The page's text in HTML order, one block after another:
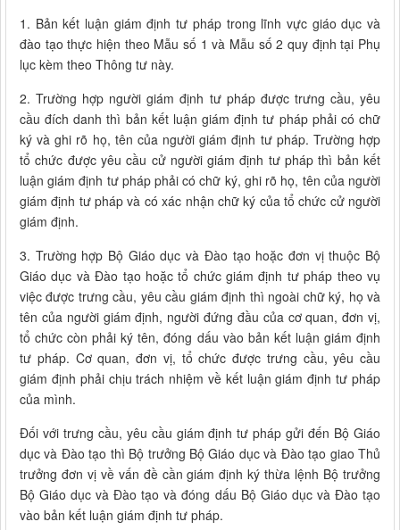
1. Bản kết luận giám định tư pháp trong lĩnh vực giáo dục và
đào tạo thực hiện theo Mẫu số 1 và Mẫu số 2 quy định tại Phụ
lục kèm theo Thông tư này.
2. Trường hợp người giám định tư pháp được trưng cầu, yêu
cầu đích danh thì bản kết luận giám định tư pháp phải có chữ
ký và ghi rõ họ, tên của người giám định tư pháp. Trường hợp
tổ chức được yêu cầu cử người giám định tư pháp thì bản kết
luận giám định tư pháp phải có chữ ký, ghi rõ họ, tên của người
giám định tư pháp và có xác nhận chữ ký của tổ chức cử người
giám định.
3. Trường hợp Bộ Giáo dục và Đào tạo hoặc đơn vị thuộc Bộ
Giáo dục và Đào tạo hoặc tổ chức giám định tư pháp theo vụ
việc được trưng cầu, yêu cầu giám định thì ngoài chữ ký, họ và
tên của người giám định, người đứng đầu của cơ quan, đơn vị,
tổ chức còn phải ký tên, đóng dấu vào bản kết luận giám định
tư pháp. Cơ quan, đơn vị, tổ chức được trưng cầu, yêu cầu
giám định phải chịu trách nhiệm về kết luận giám định tư pháp
của mình.
Đối với trưng cầu, yêu cầu giám định tư pháp gửi đến Bộ Giáo
dục và Đào tạo thì Bộ trưởng Bộ Giáo dục và Đào tạo giao Thủ
trưởng đơn vị về vấn đề cần giám định ký thừa lệnh Bộ trưởng
Bộ Giáo dục và Đào tạo và đóng dấu Bộ Giáo dục và Đào tạo
vào bản kết luận giám định tư pháp.